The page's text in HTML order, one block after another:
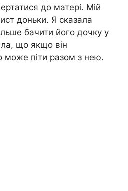
до матері. Мій
доньки. Я сказала
бачити його дочку у
що якщо він
може піти разом з нею.